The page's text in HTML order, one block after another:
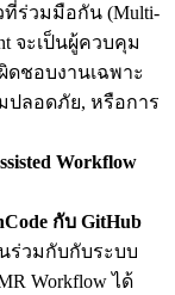
ที่ร่วมมือกัน (Multi-
จะเป็นผู้ควบคุม
ดชอบงานเฉพาะ
ปลอดภัย, หรือการ
Workflow
กับ GitHub
ร่วมกับกับระบบ
Workflow ได้